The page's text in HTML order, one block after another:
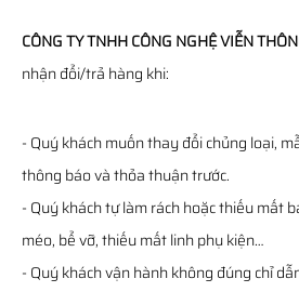
CÔNG TY TNHH CÔNG NGHỆ VIỄN
nhận đổi/trả hàng khi:
- Quý khách muốn thay đổi chủng loại,
thông báo và thỏa thuận trước.
- Quý khách tự làm rách hoặc thiếu mất
méo, bể vỡ, thiếu mất linh phụ kiện…
- Quý khách vận hành không đúng chỉ